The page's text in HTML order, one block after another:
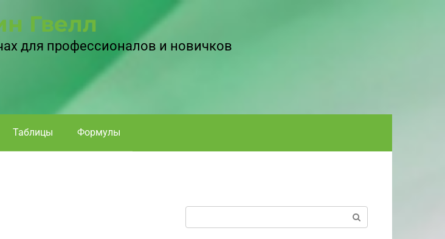
Гвелл
для профессионалов и новичков
Таблицы Формулы